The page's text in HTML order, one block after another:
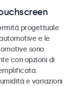
progettuale
e le
sono
con opzioni di
e variazioni